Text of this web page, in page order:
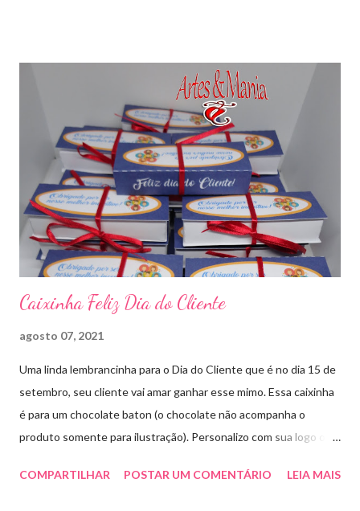
Caixinha Feliz Dia do Cliente
agosto 07, 2021
Uma linda lembrancinha para o Dia do Cliente que é no dia 15 de
setembro, seu cliente vai amar ganhar esse mimo. Essa caixinha
é para um chocolate baton (o chocolate não acompanha o
produto somente para ilustração). Personalizo com sua logo ou
e orçamentos entre em contato whatsapp ou envie e-mail para
COMPARTILHAR POSTAR UM COMENTÁRIO LEIA MAIS